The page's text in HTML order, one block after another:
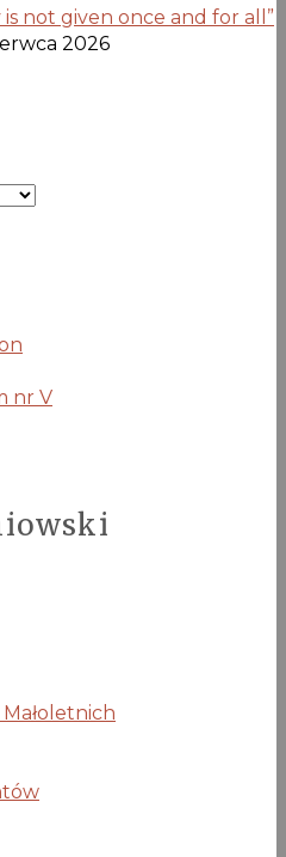
not given once and for all”
2026
nr V